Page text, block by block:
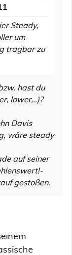
Steady,
um
tragbar zu
hast du
lower,..)?
Davis
wäre steady
auf seiner
gestoßen.